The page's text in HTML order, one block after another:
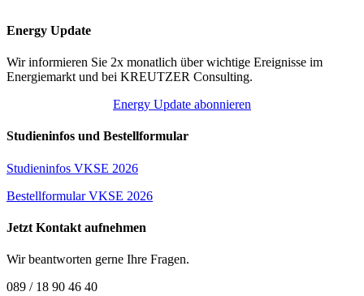
Energy Update
Wir informieren Sie 2x monatlich über wichtige Ereignisse im
Energiemarkt und bei KREUTZER Consulting.
Energy Update abonnieren
Studieninfos und Bestellformular
Studieninfos VKSE 2026
Bestellformular VKSE 2026
Jetzt Kontakt aufnehmen
Wir beantworten gerne Ihre Fragen.
089 / 18 90 46 40